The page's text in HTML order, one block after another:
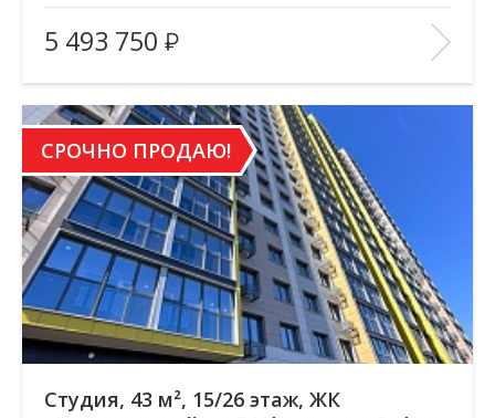
Площадь(общ. /жил. /кухня), м2:
43.95/26.21/10
Количество комнат:
Студия
Этаж:
16/26
В ИЗБРАННОЕ
5 493 750
СРОЧНО ПРОДАЮ!
Студия, 43 м², 15/26 этаж, ЖК